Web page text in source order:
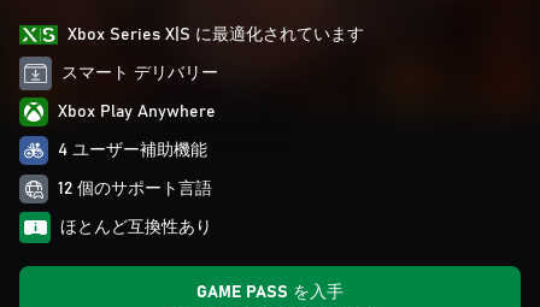
Xbox Series X|S に最適化されています
スマート デリバリー
Xbox Play Anywhere
4 ユーザー補助機能
12 個のサポート言語
ほとんど互換性あり
GAME PASS を入手